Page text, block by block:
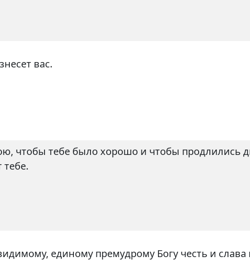
вас.
чтобы тебе было хорошо и чтобы продлились
тебе.
единому премудрому Богу честь и